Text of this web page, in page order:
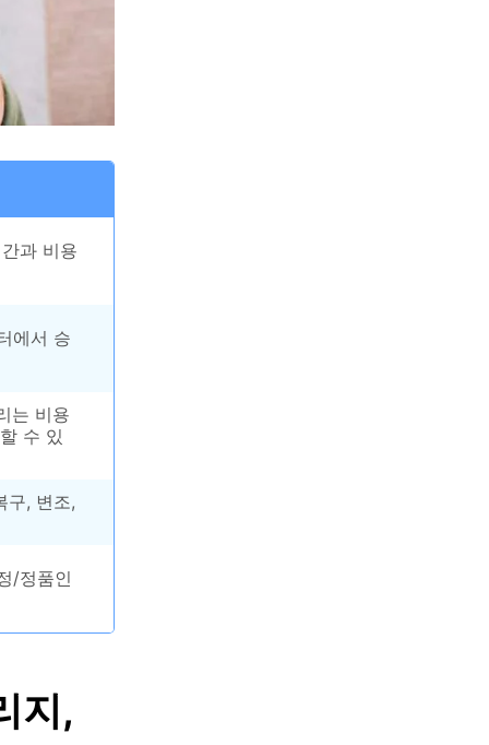
과 비용
에서 승
는 비용
수 있
구, 변조,
/정품인
지,